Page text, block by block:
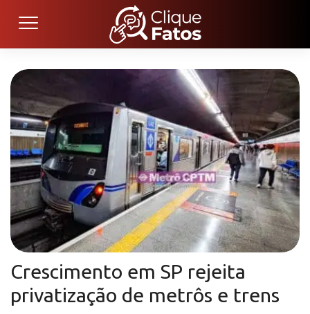
Crescimento em SP rejeita
privatização de metrôs e trens